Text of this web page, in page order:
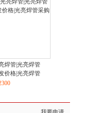
焊管|光亮焊管
价格|光亮焊管